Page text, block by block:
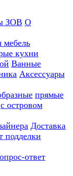
ЗОВ О
мебель
кухни
Ванные
Аксессуары
прямые
с островом
Доставка
подделки
ответ